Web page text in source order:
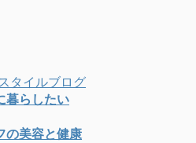
暮らしたい
の美容と健康